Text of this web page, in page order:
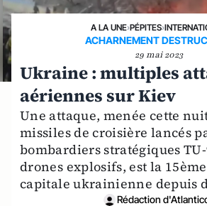
A LA UNE›PÉPITES›
ACHARNEMENT
29 mai 2023
Ukraine : multiples
aériennes sur Kiev
Une attaque, menée cette
missiles de croisière lancés
bombardiers stratégiques TU-
drones explosifs, est la
capitale ukrainienne depuis
Rédaction